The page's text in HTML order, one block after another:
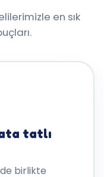
en sık
tatlı
birlikte